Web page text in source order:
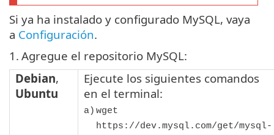
Si ya ha instalado y configurado MySQL, vaya
a Configuración.
1. Agregue el repositorio MySQL:
Debian,
Ubuntu
Ejecute los siguientes comandos
en el terminal:
a) wget
https://dev.mysql.com/get/mysql-